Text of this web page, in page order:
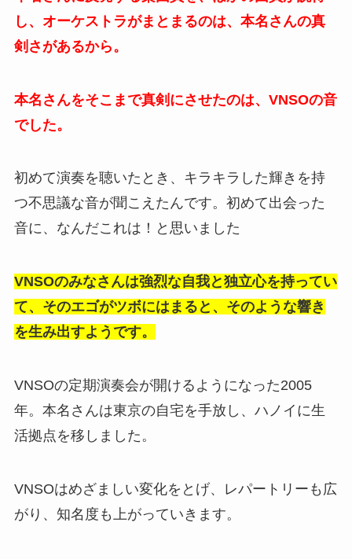
し、オーケストラがまとまるのは、本名さんの真
剣さがあるから。
本名さんをそこまで真剣にさせたのは、VNSOの音
でした。
初めて演奏を聴いたとき、キラキラした輝きを持
つ不思議な音が聞こえたんです。初めて出会った
音に、なんだこれは！と思いました
VNSOのみなさんは強烈な自我と独立心を持ってい
て、そのエゴがツボにはまると、そのような響き
を生み出すようです。
VNSOの定期演奏会が開けるようになった2005
年。本名さんは東京の自宅を手放し、ハノイに生
活拠点を移しました。
VNSOはめざましい変化をとげ、レパートリーも広
がり、知名度も上がっていきます。